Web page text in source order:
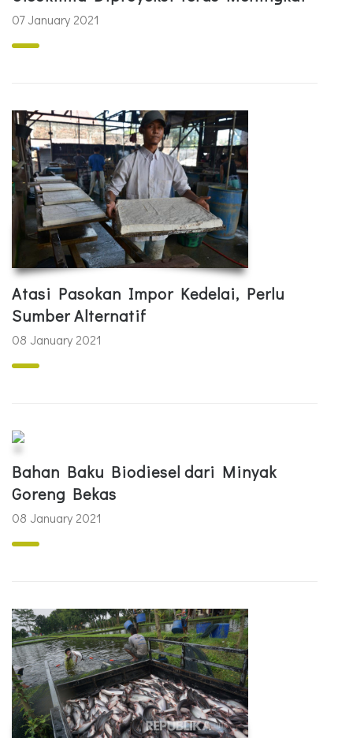
07 January 2021
Atasi Pasokan Impor Kedelai, Perlu
Sumber Alternatif
08 January 2021
Bahan Baku Biodiesel dari Minyak
Goreng Bekas
08 January 2021